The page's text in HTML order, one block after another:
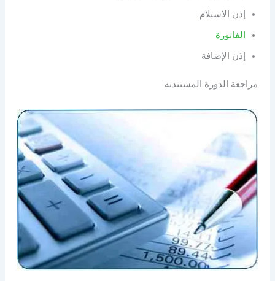
إذن الاستلام
الفاتورة
إذن الإضافة
مراجعة الدورة المستنديه